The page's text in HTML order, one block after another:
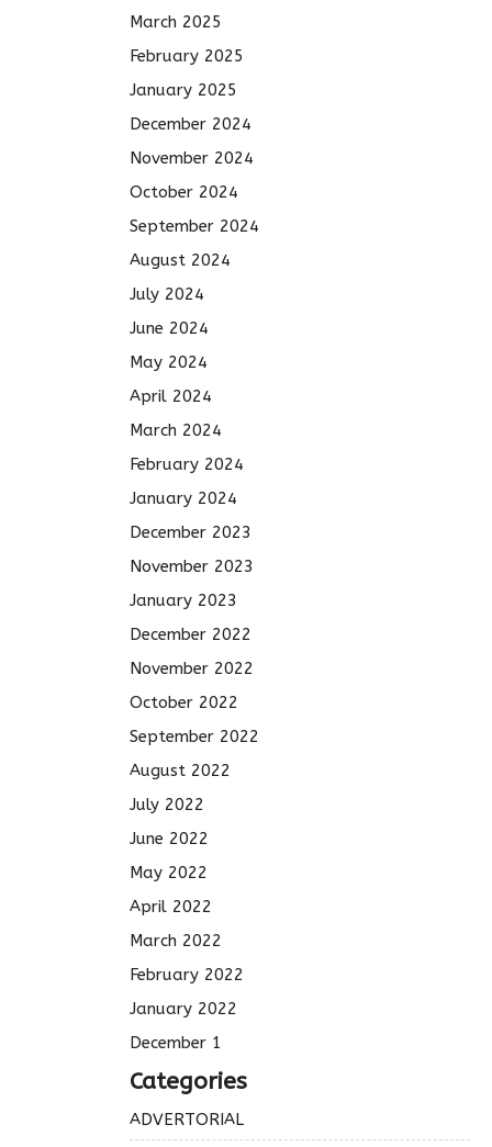
March 2025
February 2025
January 2025
December 2024
November 2024
October 2024
September 2024
August 2024
July 2024
June 2024
May 2024
April 2024
March 2024
February 2024
January 2024
December 2023
November 2023
January 2023
December 2022
November 2022
October 2022
September 2022
August 2022
July 2022
June 2022
May 2022
April 2022
March 2022
February 2022
January 2022
December 1
Categories
ADVERTORIAL